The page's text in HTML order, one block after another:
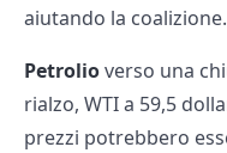
aiutando la coalizione.
Petrolioverso una
rialzo, WTI a 59,5
prezzi potrebbero